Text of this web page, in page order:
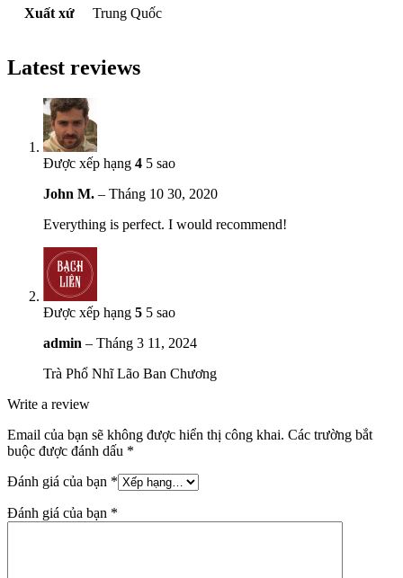
Xuất xứ Trung Quốc
Latest reviews
Được xếp hạng 4 5 sao
John M. – Tháng 10 30, 2020
Everything is perfect. I would recommend!
Được xếp hạng 5 5 sao
admin – Tháng 3 11, 2024
Trà Phổ Nhĩ Lão Ban Chương
Write a review
Email của bạn sẽ không được hiển thị công khai. Các trường bắt
buộc được đánh dấu *
Đánh giá của bạn *
Đánh giá của bạn *